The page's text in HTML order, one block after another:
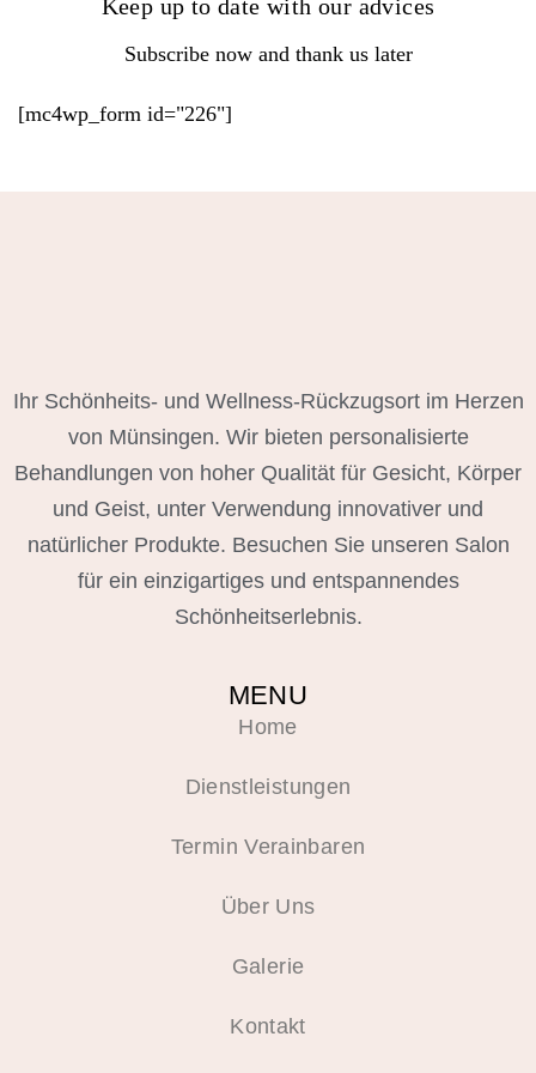
Keep up to date with our advices
Subscribe now and thank us later
[mc4wp_form id="226"]
Ihr Schönheits- und Wellness-Rückzugsort im Herzen
von Münsingen. Wir bieten personalisierte
Behandlungen von hoher Qualität für Gesicht, Körper
und Geist, unter Verwendung innovativer und
natürlicher Produkte. Besuchen Sie unseren Salon
für ein einzigartiges und entspannendes
Schönheitserlebnis.
MENU
Home
Dienstleistungen
Termin Verainbaren
Über Uns
Galerie
Kontakt